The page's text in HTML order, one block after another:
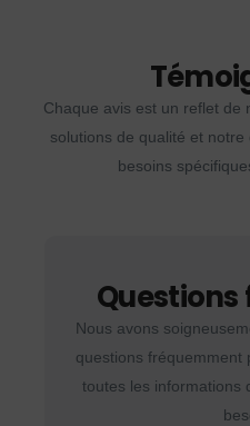
Chaque avis est un reflet de
solutions de qualité et
besoins
Nous avons
questions fréquemment
toutes les informations